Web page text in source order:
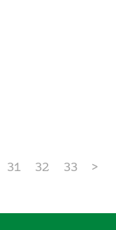
31 32 33 >